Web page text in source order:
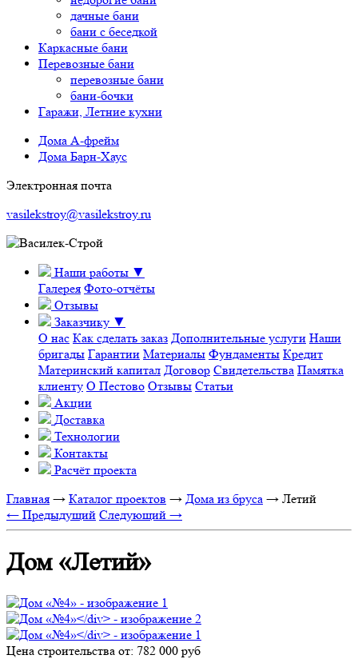
дачные бани
бани с беседкой
Каркасные бани
Перевозные бани
перевозные бани
бани-бочки
Гаражи, Летние кухни
Дома А-фрейм
Дома Барн-Хаус
Электронная почта
vasilekstroy@vasilekstroy.ru
Наши работы ▼
Галерея Фото-отчёты
Отзывы
Заказчику ▼
О нас Как сделать заказ Дополнительные услуги Наши
бригады Гарантии Материалы Фундаменты Кредит
Материнский капитал Договор Свидетельства Памятка
клиенту О Пестово Отзывы Статьи
Акции
Доставка
Технологии
Контакты
Расчёт проекта
Главная → Каталог проектов → Дома из бруса → Летий
← Предыдущий Следующий →
Дом «Летий»
Цена строительства от: 782 000 руб